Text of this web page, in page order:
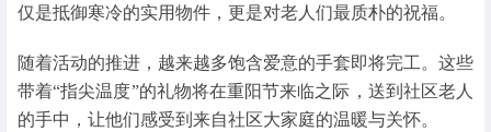
仅是抵御寒冷的实用物件，更是对老人们最质朴的祝福。
随着活动的推进，越来越多饱含爱意的手套即将完工。这些
带着“指尖温度”的礼物将在重阳节来临之际，送到社区老人
的手中，让他们感受到来自社区大家庭的温暖与关怀。